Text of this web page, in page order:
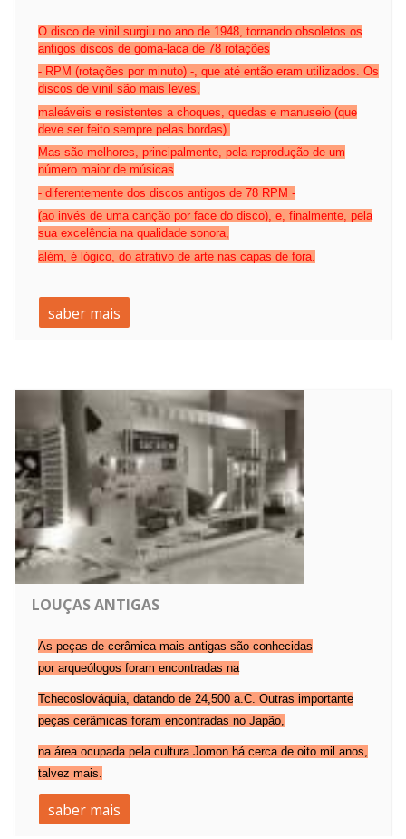
O disco de vinil surgiu no ano de 1948 , tornando obsoletos os
antigos discos de goma-laca de 78 rotações
- RPM (rotações por minuto) -, que até então eram utilizados. Os
discos de vinil são mais leves,
maleáveis e resistentes a choques, quedas e manuseio (que
deve ser feito sempre pelas bordas).
Mas são melhores, principalmente, pela reprodução de um
número maior de músicas
- diferentemente dos discos antigos de 78 RPM -
(ao invés de uma canção por face do disco), e, finalmente, pela
sua excelência na qualidade sonora,
além, é lógico, do atrativo de arte nas capas de fora.
saber mais
LOUÇAS ANTIGAS
As peças de cerâmica mais antigas são conhecidas
por arqueólogos foram encontradas na
Tchecoslováquia, datando de 24,500 a.C. Outras importante
peças cerâmicas foram encontradas no Japão,
na área ocupada pela cultura Jomon há cerca de oito mil anos,
talvez mais.
saber mais